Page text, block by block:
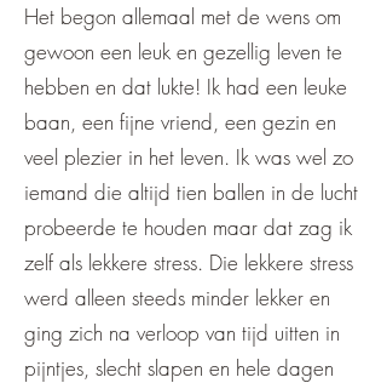
Het begon allemaal met de wens om
gewoon een leuk en gezellig leven te
hebben en dat lukte! Ik had een leuke
baan, een fijne vriend, een gezin en
veel plezier in het leven. Ik was wel zo
iemand die altijd tien ballen in de lucht
probeerde te houden maar dat zag ik
zelf als lekkere stress. Die lekkere stress
werd alleen steeds minder lekker en
ging zich na verloop van tijd uitten in
pijntjes, slecht slapen en hele dagen